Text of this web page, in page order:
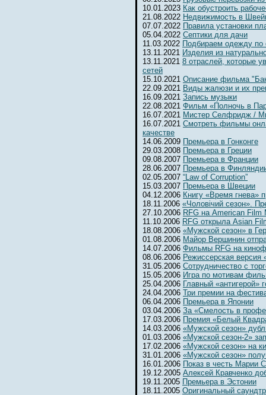
10.01.2023 Как обустроить
21.08.2022 Недвижимость в
07.07.2022 Правила установки
05.04.2022 Септики для дачи
11.03.2022 Подбираем одежду по
13.11.2021 Изделия из
13.11.2021 8 отраслей, которые
сетей
15.10.2021 Описание фильма
22.09.2021 Виды жалюзи и их
16.09.2021 Запись музыки
22.08.2021 Фильм «Полночь в
16.07.2021 Мистер Селфридж /
16.07.2021 Смотреть фильмы
качестве
14.06.2009 Премьера в Гонконге
29.03.2008 Премьера в Греции
09.08.2007 Премьера в Франции
28.06.2007 Премьера в
02.05.2007 “Law of Corruption”
15.03.2007 Премьера в Швеции
04.12.2006 Книгу «Время гнева»
18.11.2006 «Чоловiчий сезон».
27.10.2006 RFG на American Film
11.10.2006 RFG открыла Asian
18.08.2006 «Мужской сезон» в
01.08.2006 Майор Вершинин
14.07.2006 Фильмы RFG на
08.06.2006 Режиссерская версия
31.05.2006 Сотрудничество с
15.05.2006 Игра по мотивам
25.04.2006 Главный «антигерой»
24.04.2006 Три премии на
06.04.2006 Премьера в Японии
03.04.2006 За «Смелость в
17.03.2006 Премия «Белый
14.03.2006 «Мужской сезон»
01.03.2006 «Мужской сезон-2»
17.02.2006 «Мужской сезон» на
31.01.2006 «Мужской сезон»
16.01.2006 Показ в честь Марии
19.12.2005 Алексей Кравченко
19.11.2005 Премьера в Эстонии
18.11.2005 Оригинальный